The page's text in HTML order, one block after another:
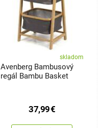
skladom
Avenberg Bambusový
regál Bambu Basket
37,99€